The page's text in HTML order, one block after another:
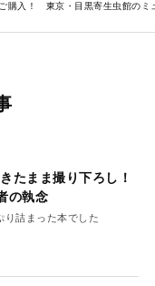
購入！ 東京・目黒寄生虫館のミ
たまま撮り下ろし！
の執念
り詰まった本でした